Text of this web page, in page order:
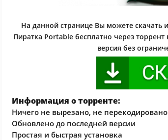
На данной странице Вы можете скачать
Пиратка Portable бесплатно через
версия без
Информация о торренте:
Ничего не вырезано, не перекодировано
Обновлено до последней версии
Простая и быстрая установка